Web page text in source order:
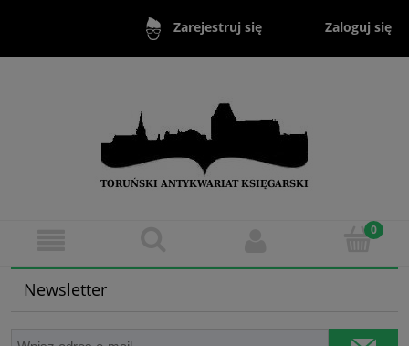
Zarejestruj się Zaloguj się
Newsletter